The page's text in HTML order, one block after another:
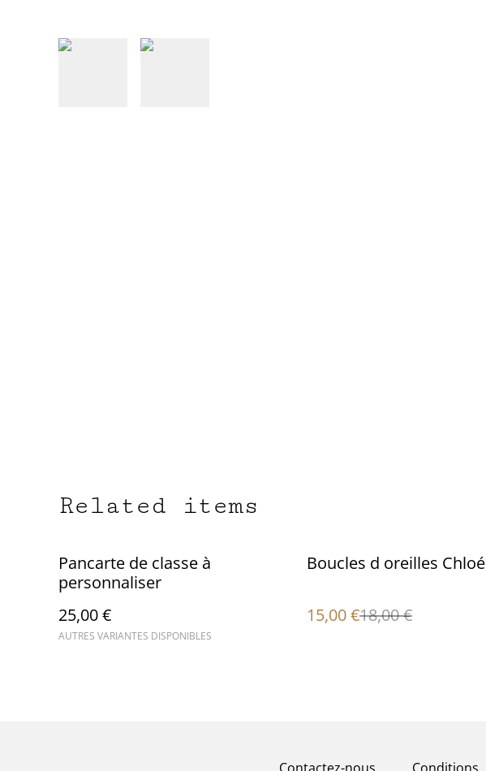
Related items
Pancarte de classe à
personnaliser
25,00 €
AUTRES VARIANTES DISPONIBLES
%
Boucles d oreilles Chloé
15,00 €18,00 €